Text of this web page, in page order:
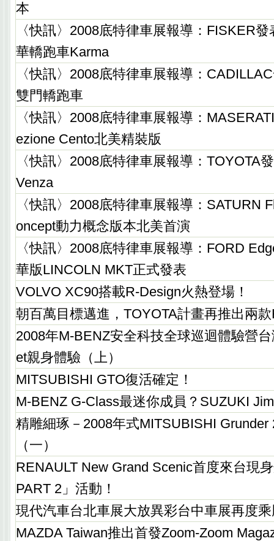
本
〈快訊〉2008底特律車展報導：FISKER
華轎跑車Karma
〈快訊〉2008底特律車展報導：
雙門轎跑車
〈快訊〉2008底特律車展報導：
ezione Cento北美精裝版
〈快訊〉2008底特律車展報導：TOYOTA
Venza
〈快訊〉2008底特律車展報導：SATURN
oncept動力概念版本北美首演
〈快訊〉2008底特律車展報導：FORD
華版LINCOLN MKT正式發表
VOLVO XC90搭載R-Design火熱登場！
朝百萬目標邁進，TOYOTA計畫再推出兩
2008年M-BENZ安全科技全球巡迴體驗營
et親身體驗（上）
MITSUBISHI GTO復活確定！
M-BENZ G-Class最迷你成員？SUZUKI
精雕細琢－2008年式MITSUBISHI Grunder
（一）
RENAULT New Grand Scenic首度來台現
PART 2」活動！
現代汽車台北車展大放異彩台中車展再度
MAZDA Taiwan推出首發Zoom-Zoom